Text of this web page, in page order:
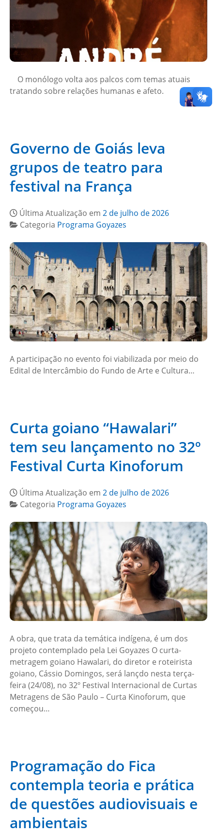
O monólogo volta aos palcos com temas atuais
tratando sobre relações humanas e afeto.
Governo de Goiás leva
grupos de teatro para
festival na França
Última Atualização em 2 de julho de 2026
Categoria Programa Goyazes
A participação no evento foi viabilizada por meio do
Edital de Intercâmbio do Fundo de Arte e Cultura…
Curta goiano “Hawalari”
tem seu lançamento no 32º
Festival Curta Kinoforum
Última Atualização em 2 de julho de 2026
Categoria Programa Goyazes
A obra, que trata da temática indígena, é um dos
projeto contemplado pela Lei Goyazes O curta-
metragem goiano Hawalari, do diretor e roteirista
goiano, Cássio Domingos, será lançdo nesta terça-
feira (24/08), no 32º Festival Internacional de Curtas
Metragens de São Paulo – Curta Kinoforum, que
começou…
Programação do Fica
contempla teoria e prática
de questões audiovisuais e
ambientais